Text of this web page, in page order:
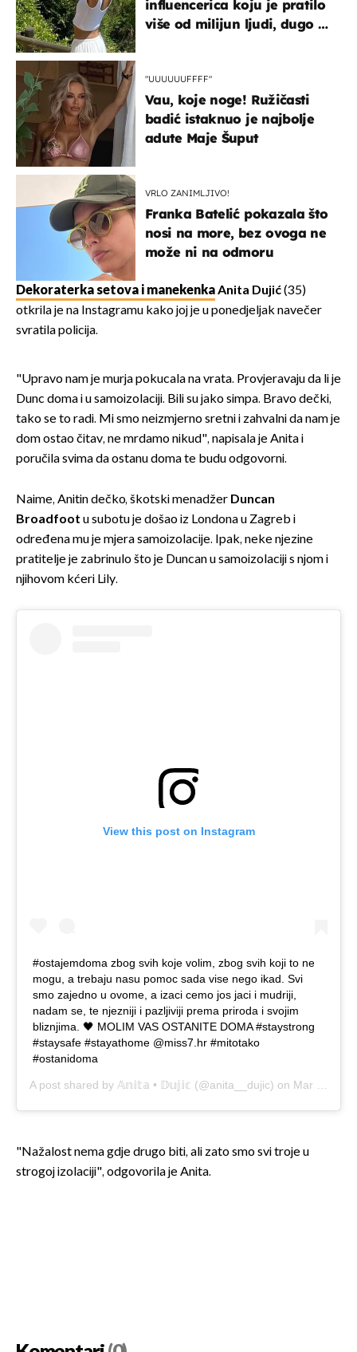
influencerica koju je pratilo
više od milijun ljudi, dugo se
"UUUUUUFFFF"
Vau, koje noge! Ružičasti
badić istaknuo je najbolje
adute Maje Šuput
VRLO ZANIMLJIVO!
Franka Batelić pokazala što
nosi na more, bez ovoga ne
može ni na odmoru
Dekoraterka setova i manekenkaAnita Dujić(35)
otkrila je na Instagramu kako joj je u ponedjeljak navečer
svratila policija.
"Upravo nam je murja pokucala na vrata. Provjeravaju da li je
Dunc doma i u samoizolaciji. Bili su jako simpa. Bravo dečki,
tako se to radi. Mi smo neizmjerno sretni i zahvalni da nam je
dom ostao čitav, ne mrdamo nikud", napisala je Anita i
poručila svima da ostanu doma te budu odgovorni.
Naime, Anitin dečko, škotski menadžer Duncan
Broadfoot u subotu je došao iz Londona u Zagreb i
određena mu je mjera samoizolacije. Ipak, neke njezine
pratitelje je zabrinulo što je Duncan u samoizolaciji s njom i
njihovom kćeri Lily.
View this post on Instagram
#ostajemdoma zbog svih koje volim, zbog svih koji to ne
mogu, a trebaju nasu pomoc sada vise nego ikad. Svi
smo zajedno u ovome, a izaci cemo jos jaci i mudriji,
nadam se, te njezniji i pazljiviji prema priroda i svojim
bliznjima. 🖤 MOLIM VAS OSTANITE DOMA #staystrong
#staysafe #stayathome @miss7.hr #mitotako
#ostanidoma
A post shared by 𝔸𝕟𝕚𝕥𝕒 • 𝔻𝕦𝕛𝕚𝕔 (@anita__dujic) on Mar 21, 2020 at 3:40am PDT
"Nažalost nema gdje drugo biti, ali zato smo svi troje u
strogoj izolaciji", odgovorila je Anita.